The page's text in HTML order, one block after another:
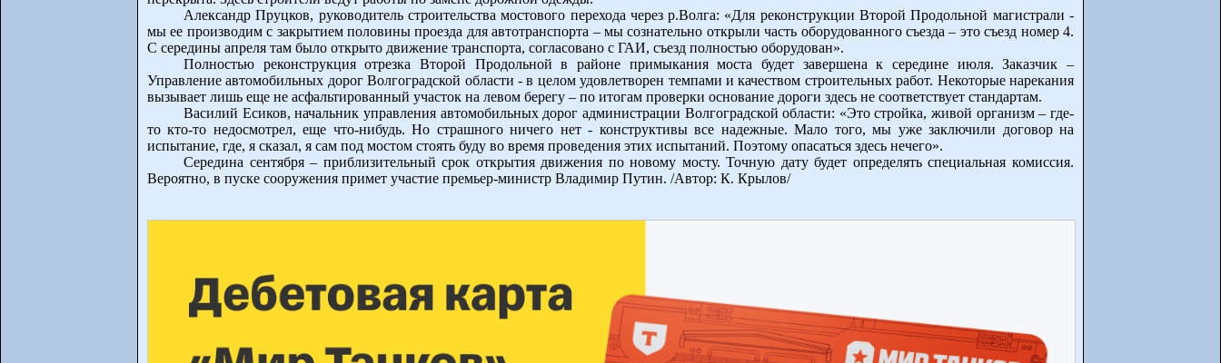
Александр Пруцков, руководитель строительства мостового перехода через р.Волга: «Для реконструкции Второй Продольной магистрали -
мы ее производим с закрытием половины проезда для автотранспорта – мы сознательно открыли часть оборудованного съезда – это съезд номер 4.
С середины апреля там было открыто движение транспорта, согласовано с ГАИ, съезд полностью оборудован».
Полностью реконструкция отрезка Второй Продольной в районе примыкания моста будет завершена к середине июля. Заказчик –
Управление автомобильных дорог Волгоградской области - в целом удовлетворен темпами и качеством строительных работ. Некоторые нарекания
вызывает лишь еще не асфальтированный участок на левом берегу – по итогам проверки основание дороги здесь не соответствует стандартам.
Василий Есиков, начальник управления автомобильных дорог администрации Волгоградской области: «Это стройка, живой организм – где-
то кто-то недосмотрел, еще что-нибудь. Но страшного ничего нет - конструктивы все надежные. Мало того, мы уже заключили договор на
испытание, где, я сказал, я сам под мостом стоять буду во время проведения этих испытаний. Поэтому опасаться здесь нечего».
Середина сентября – приблизительный срок открытия движения по новому мосту. Точную дату будет определять специальная комиссия.
Вероятно, в пуске сооружения примет участие премьер-министр Владимир Путин. /Автор: К. Крылов/